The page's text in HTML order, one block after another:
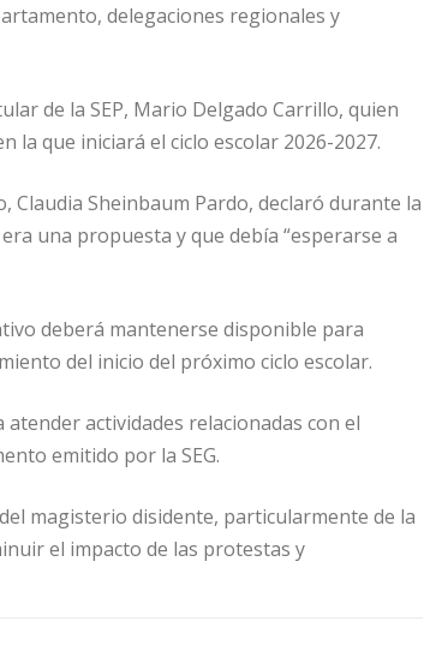
delegaciones regionales y
de la SEP, Mario Delgado Carrillo, quien
la que iniciará el ciclo escolar 2026-2027.
Claudia Sheinbaum Pardo, declaró durante la
una propuesta y que debía “esperarse a
deberá mantenerse disponible para
del inicio del próximo ciclo escolar.
actividades relacionadas con el
emitido por la SEG.
magisterio disidente, particularmente de la
el impacto de las protestas y